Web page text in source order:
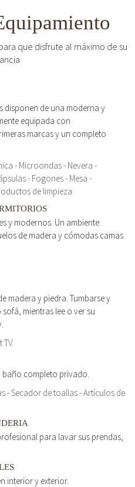
que disfrute al máximo de su
disponen de una moderna y
equipada con
marcas y un completo
- Microondas - Nevera -
- Fogones - Mesa -
de limpieza
y modernos. Un ambiente
de madera y cómodas camas
madera y piedra. Tumbarse y
mientras lee o ver su
completo privado.
- Secador de toallas - Artículos de
para lavar sus prendas,
interior y exterior.